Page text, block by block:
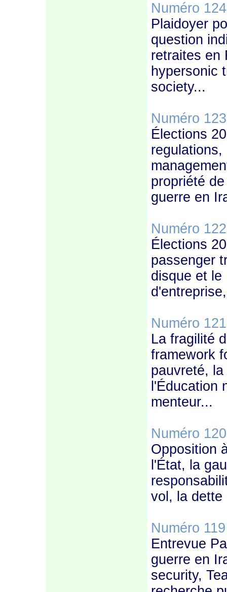
Numéro 124
Plaidoyer
question
retraites en
hypersonic
society...
Numéro 123
Élections
propriété
guerre en
Numéro 122
Élections
passenger
disque et le
Numéro 121
La fragilité
framework
pauvreté,
l'Éducation
menteur...
Numéro 120
Opposition
l'État, la
vol, la dette
Numéro 119
Entrevue
guerre en
security,